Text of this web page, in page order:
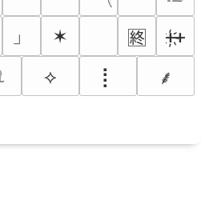
」 ✶ 🈡
ᚐ҉ᚐ
⟡ ⡇ ⸙